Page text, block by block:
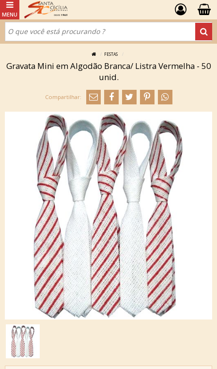
FESTAS
Gravata Mini em Algodão Branca/ Listra Vermelha - 50
unid.